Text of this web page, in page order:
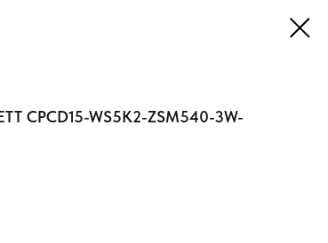
CPCD15-WS5K2-ZSM540-3W-